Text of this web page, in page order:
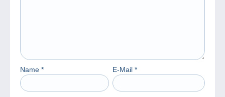
Name * E-Mail *